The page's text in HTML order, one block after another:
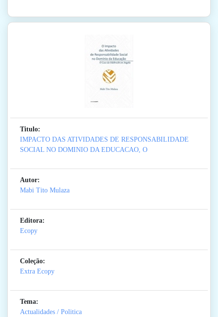
Titulo:
IMPACTO DAS ATIVIDADES DE RESPONSABILIDADE
SOCIAL NO DOMINIO DA EDUCACAO, O
Autor:
Mabi Tito Mulaza
Editora:
Ecopy
Coleção:
Extra Ecopy
Tema:
Actualidades / Politica